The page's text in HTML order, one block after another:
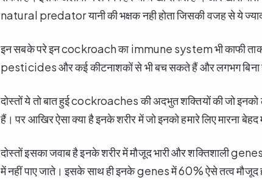
natural predator यानी की भक्षक नही होता जिसकी वजह से ये
इन सबके परे इन cockroach का immune system भी काफी
pesticides और कई कीटनाशकों से भी बच सकते हैं और लगभग बिना
दोस्तों ये तो बात हुई cockroaches की अदभुत शक्तियों की जो इनको
हैं। पर आखिर ऐसा क्या है इनके शरीर में जो इनको हमारे लिए मारना बेहद
दोस्तों इसका जवाब है इनके शरीर में मौजूद भारी और शक्तिशाली
में नहीं पाए जाते। इसके साथ ही इनके genes में 60% ऐसे तत्व मौजूद